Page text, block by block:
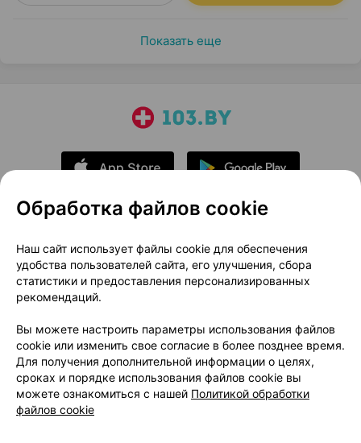
Показать еще
О проекте
Новости проекта
Размещение рекламы
Медицинский маркетинг
Публичный договор
Доставка
Способы оплаты
Вакансии
Партнеры
Написать руководителю 103.by
Написать в поддержку
Персональные настройки Cookie
Обработка файлов cookie
Наш сайт использует файлы cookie для обеспечения
удобства пользователей сайта, его улучшения, сбора
статистики и предоставления персонализированных
рекомендаций.
Вы можете настроить параметры использования файлов
cookie или изменить свое согласие в более позднее время.
Для получения дополнительной информации о целях,
сроках и порядке использования файлов cookie вы
можете ознакомиться с нашей Политикой обработки
файлов cookie